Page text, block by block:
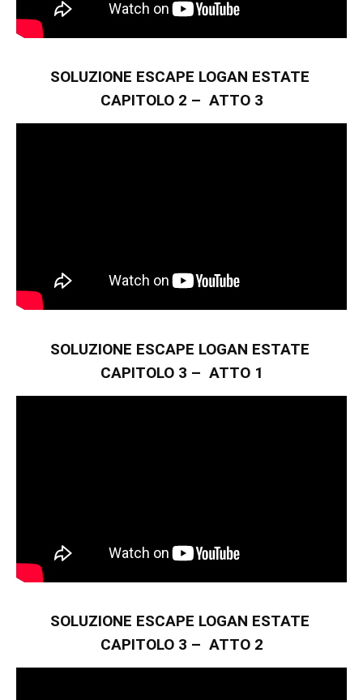
SOLUZIONE ESCAPE LOGAN ESTATE
CAPITOLO 2 – ATTO 3
SOLUZIONE ESCAPE LOGAN ESTATE
CAPITOLO 3 – ATTO 1
SOLUZIONE ESCAPE LOGAN ESTATE
CAPITOLO 3 – ATTO 2